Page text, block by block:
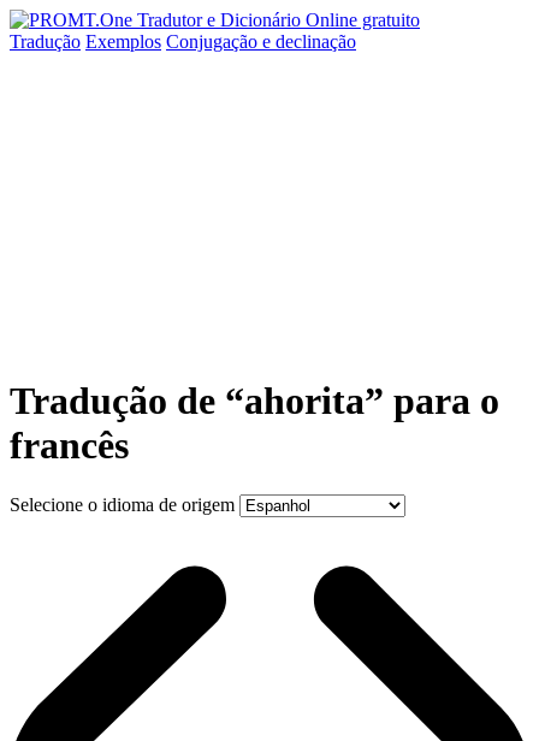
Tradução Exemplos Conjugação e declinação
Tradução de “ahorita” para o
francês
Selecione o idioma de origem